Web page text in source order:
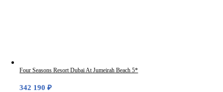
Four Seasons Resort Dubai At Jumeirah Beach 5*
342 190₽